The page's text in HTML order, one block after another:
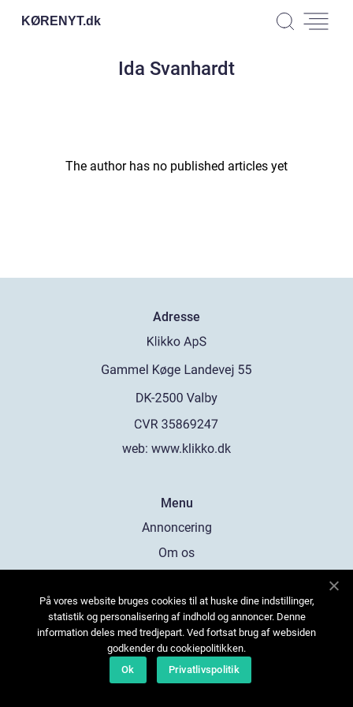
KØRENYT.dk
Ida Svanhardt
The author has no published articles yet
Adresse
web: www.klikko.dk
Menu
Annoncering
Om os
Kontakt os
Sitemap
På vores website bruges cookies til at huske dine indstillinger,
statistik og personalisering af indhold og annoncer. Denne
information deles med tredjepart. Ved fortsat brug af websiden
godkender du cookiepolitikken.
Ok
Privatlivspolitik